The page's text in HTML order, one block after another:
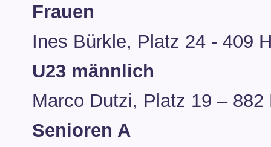
Frauen
Ines Bürkle, Platz 24 - 409
U23 männlich
Marco Dutzi, Platz 19 – 882
Senioren A